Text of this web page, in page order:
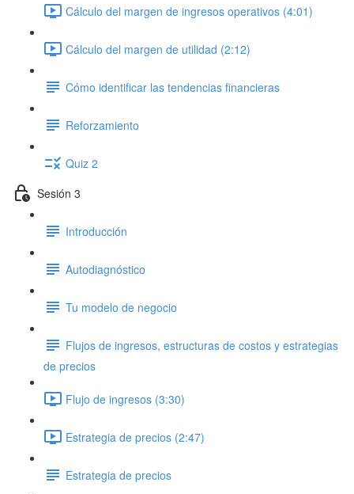
Cálculo del margen de ingresos operativos (4:01)
Cálculo del margen de utilidad (2:12)
Cómo identificar las tendencias financieras
Reforzamiento
Quiz 2
Sesión 3
Introducción
Autodiagnóstico
Tu modelo de negocio
Flujos de ingresos, estructuras de costos y estrategias
de precios
Flujo de ingresos (3:30)
Estrategia de precios (2:47)
Estrategia de precios